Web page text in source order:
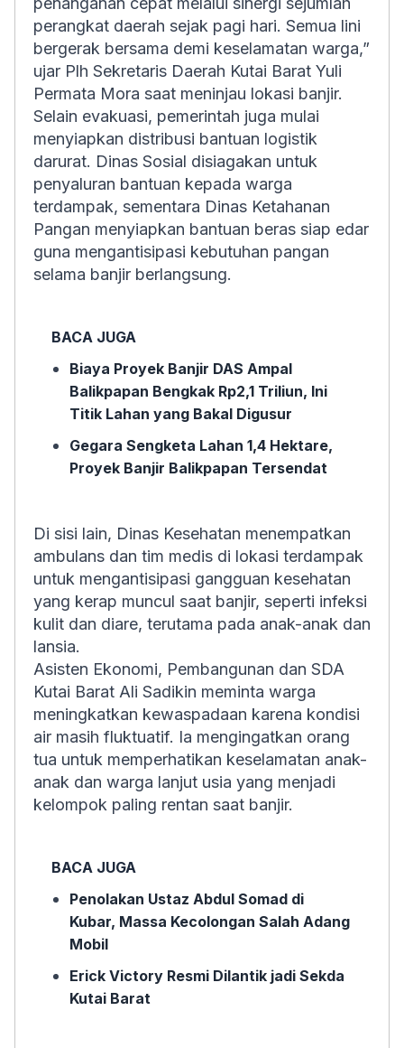
perangkat daerah sejak pagi hari. Semua lini
bergerak bersama demi keselamatan warga,”
ujar Plh Sekretaris Daerah Kutai Barat Yuli
Permata Mora saat meninjau lokasi banjir.
Selain evakuasi, pemerintah juga mulai
menyiapkan distribusi bantuan logistik
darurat. Dinas Sosial disiagakan untuk
penyaluran bantuan kepada warga
terdampak, sementara Dinas Ketahanan
Pangan menyiapkan bantuan beras siap edar
guna mengantisipasi kebutuhan pangan
selama banjir berlangsung.
BACA JUGA
Biaya Proyek Banjir DAS Ampal
Balikpapan Bengkak Rp2,1 Triliun, Ini
Titik Lahan yang Bakal Digusur
Gegara Sengketa Lahan 1,4 Hektare,
Proyek Banjir Balikpapan Tersendat
Di sisi lain, Dinas Kesehatan menempatkan
ambulans dan tim medis di lokasi terdampak
untuk mengantisipasi gangguan kesehatan
yang kerap muncul saat banjir, seperti infeksi
kulit dan diare, terutama pada anak-anak dan
lansia.
Asisten Ekonomi, Pembangunan dan SDA
Kutai Barat Ali Sadikin meminta warga
meningkatkan kewaspadaan karena kondisi
air masih fluktuatif. Ia mengingatkan orang
tua untuk memperhatikan keselamatan anak-
anak dan warga lanjut usia yang menjadi
kelompok paling rentan saat banjir.
BACA JUGA
Penolakan Ustaz Abdul Somad di
Kubar, Massa Kecolongan Salah Adang
Mobil
Erick Victory Resmi Dilantik jadi Sekda
Kutai Barat